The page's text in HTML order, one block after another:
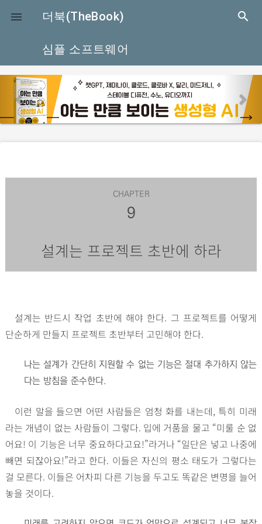
close
 더북(TheBook) search
심플 소프트웨어
p
r
e
u
e
x
CHAPTER
9
설계는 프로젝트 초반에 하라
설계는 반드시 작업 초반에 해야 한다. 그 프로젝트를 어떻게
단순하게 만들지 프로젝트 초반부터 고민해야 한다.
나는 설계가 간단히 지원할 수 없는 기능은 절대 추가하지 않는
다는 방침을 준수한다.
이런 말을 들으면 어떤 사람들은 엄청 화를 내는데, 특히 미래
라는 개념이 없는 사람들이 그렇다. 입에 거품을 물고 “미룰 순 없
어요! 이 기능은 너무 중요하다고요!”라거나 “일단은 넣고 나중에
빼면 되잖아요!”라고 한다. 이들은 자신의 평소 태도가 그렇다는
걸 모른다. 이들은 어차피 다른 기능을 두고도 똑같은 변명을 늘어
놓을 것이다.